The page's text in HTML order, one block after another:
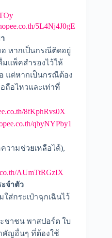
5L4Nj4J0gE
หากเป็นกรณีติดอยู่
แพ็คสำรองไว้ให้
แต่หากเป็นกรณีต้อง
ถือไหวและเท่าที่
8fKphRvs0X
qbyNYPby1
วามช่วยเหลือได้),
AUmTtRGzIX
จำตัว
ส่กระเป๋าฉุกเฉินไว้
ชาชน พาสปอร์ต ใบ
คัญอื่นๆ ที่ต้องใช้